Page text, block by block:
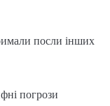
посли інших
погрози